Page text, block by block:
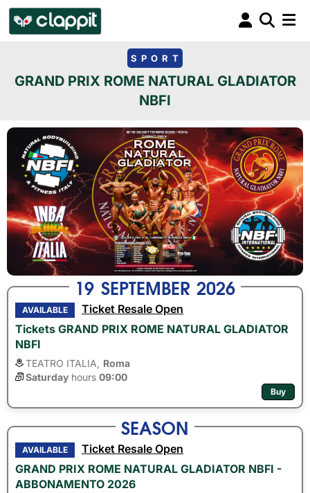
SPORT
GRAND PRIX ROME NATURAL GLADIATOR
NBFI
19 SEPTEMBER 2026
AVAILABLE
Ticket Resale Open
Tickets GRAND PRIX ROME NATURAL GLADIATOR
NBFI
TEATRO ITALIA,
Roma
Saturday hours 09:00
Buy
SEASON
AVAILABLE
Ticket Resale Open
GRAND PRIX ROME NATURAL GLADIATOR NBFI -
ABBONAMENTO 2026